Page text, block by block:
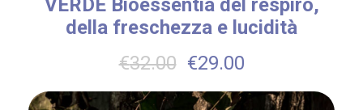
della freschezza e lucidità
€32.00 €29.00